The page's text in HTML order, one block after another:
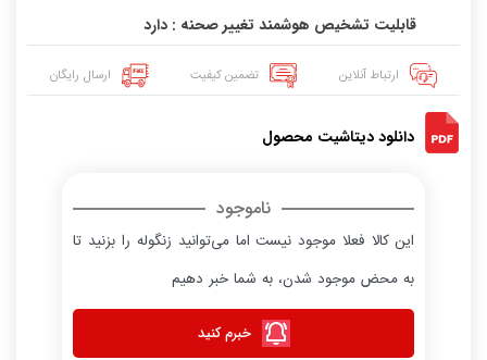
قابلیت تشخیص هوشمند تغییر صحنه : دارد
ارتباط آنلاین تضمین کیفیت ارسال رایگان
دانلود دیتاشیت محصول
ناموجود
این کالا فعلا موجود نیست اما می‌توانید زنگوله را بزنید تا
به محض موجود شدن، به شما خبر دهیم
خبرم کنید